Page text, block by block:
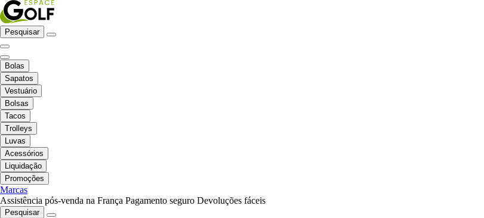
Pesquisar
Bolas
Sapatos
Vestuário
Bolsas
Tacos
Trolleys
Luvas
Acessórios
Liquidação
Promoções
Marcas
Assistência pós-venda na França Pagamento seguro Devoluções fáceis
Pesquisar